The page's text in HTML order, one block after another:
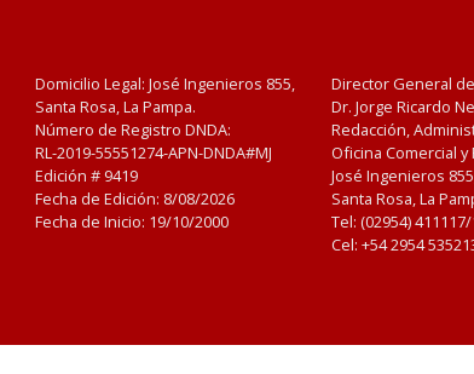
Domicilio Legal: José Ingenieros 855,
Santa Rosa, La Pampa.
Número de Registro DNDA:
RL-2019-55551274-APN-DNDA#MJ
Edición # 9419
Fecha de Edición: 8/08/2026
Fecha de Inicio: 19/10/2000
Director General
Dr. Jorge Ricardo
Redacción,
Oficina Comercial
José Ingenieros
Santa Rosa, La
Tel: (02954)
Cel: +54 2954